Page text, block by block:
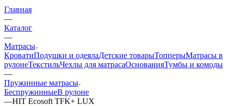
Главная
—
Каталог
—
Матрасы
КроватиПодушки и одеялаДетские товарыТопперыМатрасы в
рулонеТекстильЧехлы для матрасаОснованияТумбы и комоды
—
Пружинные матрасы
БеспружинныеВ рулоне
—HIT Ecosoft TFK+ LUX